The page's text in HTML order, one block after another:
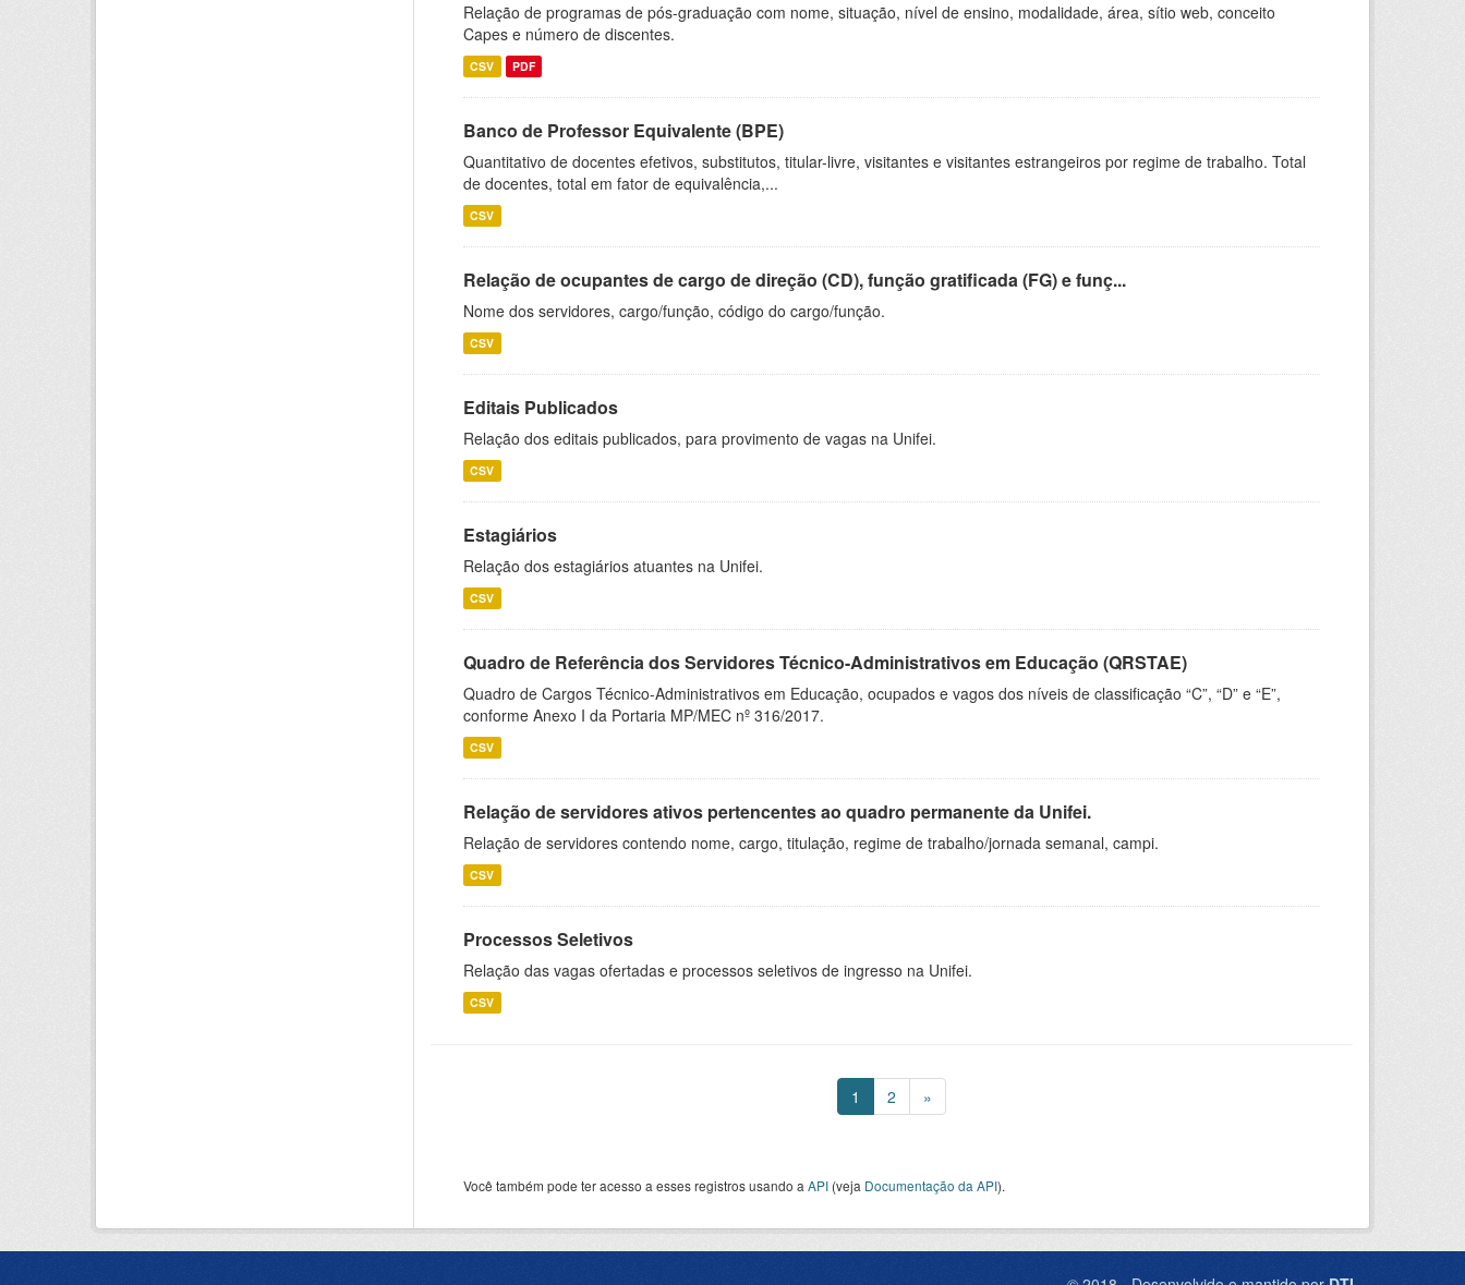
Relação de programas de pós-graduação com nome, situação, nível de ensino, modalidade, área, sítio web, conceito
Capes e número de discentes.
CSV PDF
Banco de Professor Equivalente (BPE)
Quantitativo de docentes efetivos, substitutos, titular-livre, visitantes e visitantes estrangeiros por regime de trabalho. Total
de docentes, total em fator de equivalência,...
CSV
Relação de ocupantes de cargo de direção (CD), função gratificada (FG) e funç...
Nome dos servidores, cargo/função, código do cargo/função.
CSV
Editais Publicados
Relação dos editais publicados, para provimento de vagas na Unifei.
CSV
Estagiários
Relação dos estagiários atuantes na Unifei.
CSV
Quadro de Referência dos Servidores Técnico-Administrativos em Educação (QRSTAE)
Quadro de Cargos Técnico-Administrativos em Educação, ocupados e vagos dos níveis de classificação “C”, “D” e “E”,
conforme Anexo I da Portaria MP/MEC nº 316/2017.
CSV
Relação de servidores ativos pertencentes ao quadro permanente da Unifei.
Relação de servidores contendo nome, cargo, titulação, regime de trabalho/jornada semanal, campi.
CSV
Processos Seletivos
Relação das vagas ofertadas e processos seletivos de ingresso na Unifei.
CSV
1 2 »
Você também pode ter acesso a esses registros usando a API (veja Documentação da API).